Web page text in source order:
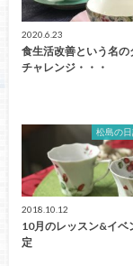
2020.6.23
食生活改善という名の
チャレンジ・・・
松島の
2018.10.12
10月のレッスン&イベ
定